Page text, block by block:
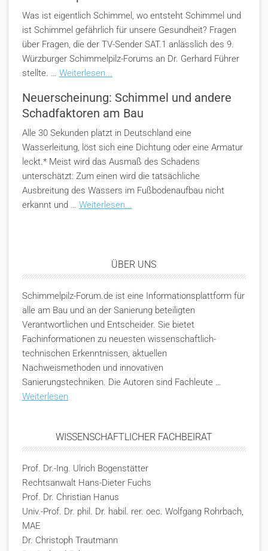
Was ist eigentlich Schimmel, wo entsteht Schimmel und
ist Schimmel gefährlich für unsere Gesundheit? Fragen
über Fragen, die der TV-Sender SAT.1 anlässlich des 9.
Würzburger Schimmelpilz-Forums an Dr. Gerhard Führer
stellte. … Weiterlesen...
Neuerscheinung: Schimmel und andere
Schadfaktoren am Bau
Alle 30 Sekunden platzt in Deutschland eine
Wasserleitung, löst sich eine Dichtung oder eine Armatur
leckt.* Meist wird das Ausmaß des Schadens
unterschätzt: Zum einen wird die tatsächliche
Ausbreitung des Wassers im Fußbodenaufbau nicht
erkannt und … Weiterlesen...
ÜBER UNS
Schimmelpilz-Forum.de ist eine Informationsplattform für
alle am Bau und an der Sanierung beteiligten
Verantwortlichen und Entscheider. Sie bietet
Fachinformationen zu neuesten wissenschaftlich-
technischen Erkenntnissen, aktuellen
Nachweismethoden und innovativen
Sanierungstechniken. Die Autoren sind Fachleute …
Weiterlesen
WISSENSCHAFTLICHER FACHBEIRAT
Prof. Dr.-Ing. Ulrich Bogenstätter
Rechtsanwalt Hans-Dieter Fuchs
Prof. Dr. Christian Hanus
Univ.-Prof. Dr. phil. Dr. habil. rer. oec. Wolfgang Rohrbach,
MAE
Dr. Christoph Trautmann